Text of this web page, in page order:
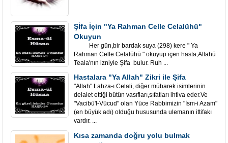
Şİfa İçin "Ya Rahman Celle Celalühü"
Okuyun
Her gün,bir bardak suya (298) kere " Ya
Rahman Celle Celalühü " okuyup içen hasta,Allahü
Teala'nın izniyle Şifa bulur. Ruh ...
Hastalara "Ya Allah" Zikri ile Şifa
"Allah" Lahza-ı Celali, diğer mübarek isimlerinin
delalet ettiği bütün vasıfları,sıfatları ihtiva eder.Ve
"Vacibü'l-Vücud" olan Yüce Rabbimizin "İsm-i Azam"
(en büyük adı) olduğu hususunda ulemanın ittifakı
vardır. ...
Kısa zamanda doğru yolu bulmak